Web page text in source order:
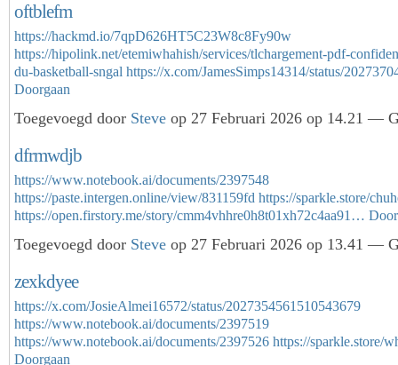
oftblefm
https://hackmd.io/7qpD626HT5C23W8c8Fy90w
https://hipolink.net/etemiwhahish/services/tlchargement-pdf-
du-basketball-sngal https://x.com/JamesSimps14314/status/
Doorgaan
Toegevoegd door Steve op 27 Februari 2026 op 14.21 —
dfrmwdjb
https://www.notebook.ai/documents/2397548
https://paste.intergen.online/view/831159fd https://sparkle.store/
https://open.firstory.me/story/cmm4vhhre0h8t01xh72c4aa91…
Toegevoegd door Steve op 27 Februari 2026 op 13.41 —
zexkdyee
https://x.com/JosieAlmei16572/status/2027354561510543679
https://www.notebook.ai/documents/2397519
https://www.notebook.ai/documents/2397526 https://sparkle.store/
Doorgaan